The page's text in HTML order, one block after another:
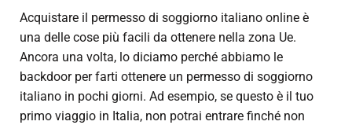
Acquistare il permesso di soggiorno italiano online è
una delle cose più facili da ottenere nella zona Ue.
Ancora una volta, lo diciamo perché abbiamo le
backdoor per farti ottenere un permesso di soggiorno
italiano in pochi giorni. Ad esempio, se questo è il tuo
primo viaggio in Italia, non potrai entrare finché non